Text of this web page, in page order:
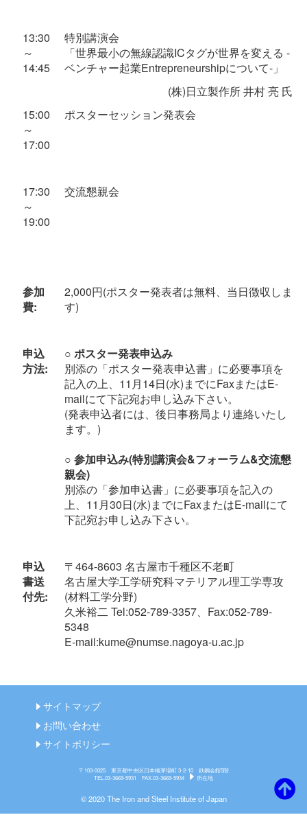
13:30
～
14:45
特別講演会
「世界最小の無線認識ICタグが世界を変える -
ベンチャー起業Entrepreneurshipについて-」
(株)日立製作所 井村 亮 氏
15:00
～
17:00
ポスターセッション発表会
17:30
～
19:00
交流懇親会
参加
費:
2,000円(ポスター発表者は無料、当日徴収しま
す)
申込
方法:
○ ポスター発表申込み
別添の「ポスター発表申込書」に必要事項を
記入の上、11月14日(水)までにFaxまたはE-
mailにて下記宛お申し込み下さい。
(発表申込者には、後日事務局より連絡いたし
ます。)
○ 参加申込み(特別講演会&フォーラム&交流懇
親会)
別添の「参加申込書」に必要事項を記入の
上、11月30日(水)までにFaxまたはE-mailにて
下記宛お申し込み下さい。
申込
書送
付先:
〒464-8603 名古屋市千種区不老町
名古屋大学工学研究科マテリアル理工学専攻
(材料工学分野)
久米裕二 Tel:052-789-3357、Fax:052-789-
5348
E-mail:kume@numse.nagoya-u.ac.jp
サイトマップ
お問い合わせ
サイトポリシー
〒103-0025 東京都中央区日本橋茅場町 3-2-10 鉄鋼会館5階
TEL.03-3669-5931 FAX.03-3669-5934
所在地
© 2020 The Iron and Steel Institute of Japan